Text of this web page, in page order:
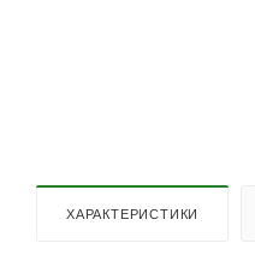
ХАРАКТЕРИСТИКИ